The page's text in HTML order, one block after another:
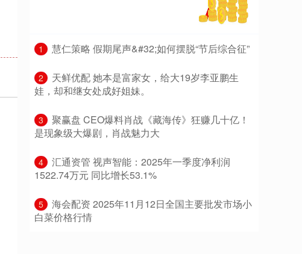
1 ​慧仁策略 假期尾声&#32;如何摆脱“节后综合征”
2
​天鲜优配 她本是富家女，给大19岁李亚鹏生
娃，却和继女处成好姐妹。
3
​聚赢盘 CEO爆料肖战《藏海传》狂赚几十亿！
是现象级大爆剧，肖战魅力大
4
​汇通资管 视声智能：2025年一季度净利润
1522.74万元 同比增长53.1%
5
​海会配资 2025年11月12日全国主要批发市场小
白菜价格行情